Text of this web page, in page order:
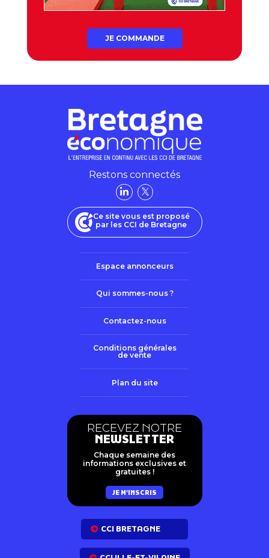
JE COMMANDE
Restons connectés
Ce site vous est proposé
par les CCI de Bretagne
Espace annonceurs
Qui sommes-nous ?
Contactez-nous
Conditions générales
de vente
Plan du site
RECEVEZ NOTRE
NEWSLETTER
Chaque semaine des
informations exclusives et
gratuites !
JE M'INSCRIS
CCI BRETAGNE